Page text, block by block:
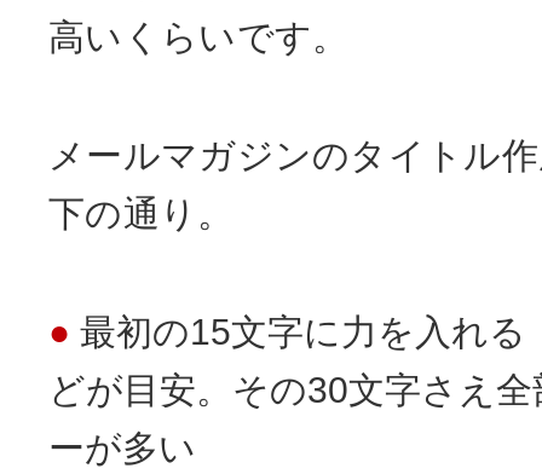
高いくらいです。
メールマガジンのタイトル
下の通り。
最初の15文字に力を入れる
どが目安。その30文字さえ
ーが多い